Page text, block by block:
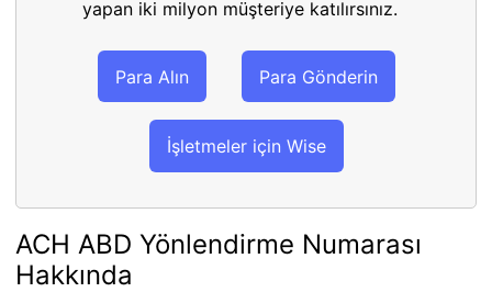
yapan iki milyon müşteriye katılırsınız.
Para Alın Para Gönderin
İşletmeler için Wise
ACH ABD Yönlendirme Numarası
Hakkında